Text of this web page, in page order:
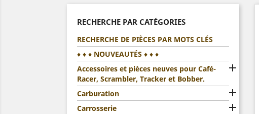
RECHERCHE PAR CATÉGORIES
RECHERCHE DE PIÈCES PAR MOTS CLÉS
♦ ♦ ♦ NOUVEAUTÉS ♦ ♦ ♦
Accessoires et pièces neuves pour Café-
Racer, Scrambler, Tracker et Bobber.

Carburation 
Carrosserie 